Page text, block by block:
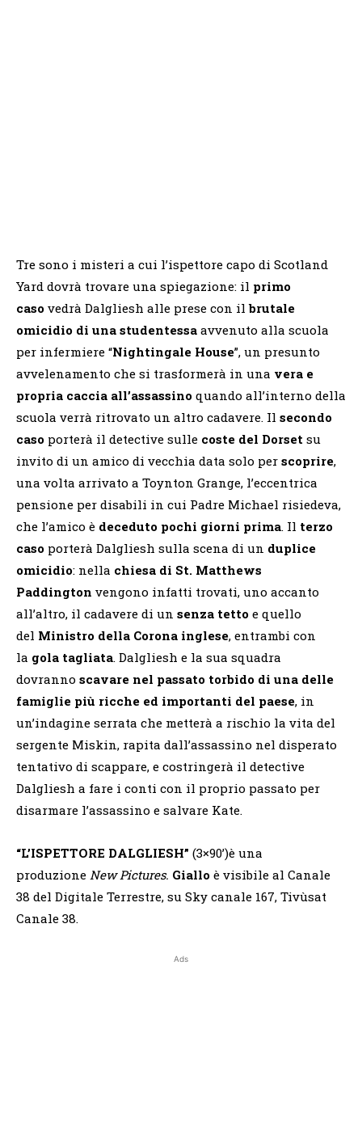
Tre sono i misteri a cui l’ispettore capo di Scotland
Yard dovrà trovare una spiegazione: il primo
caso vedrà Dalgliesh alle prese con ilbrutale
omicidio di una studentessa avvenuto alla scuola
per infermiere “Nightingale House”, un presunto
avvelenamento che si trasformerà in una vera e
propria caccia all’assassino quando all’interno della
scuola verrà ritrovato un altro cadavere. Il secondo
caso porterà il detective sulle coste del Dorset su
invito di un amico di vecchia data solo per scoprire,
una volta arrivato a Toynton Grange, l’eccentrica
pensione per disabili in cui Padre Michael risiedeva,
che l’amico è deceduto pochi giorni prima. Il terzo
caso porterà Dalgliesh sulla scena di un duplice
omicidio: nella chiesa di St. Matthews
Paddington vengono infatti trovati, uno accanto
all’altro, il cadavere di un senza tetto e quello
del Ministro della Corona inglese, entrambi con
la gola tagliata. Dalgliesh e la sua squadra
dovranno scavare nel passato torbido di una delle
famiglie più ricche ed importanti del paese, in
un’indagine serrata che metterà a rischio la vita del
sergente Miskin, rapita dall’assassino nel disperato
tentativo di scappare, e costringerà il detective
Dalgliesh a fare i conti con il proprio passato per
disarmare l’assassino e salvare Kate.
“L’ISPETTORE DALGLIESH” (3×90’)è una
produzione New Pictures. Giallo è visibile al Canale
38 del Digitale Terrestre, su Sky canale 167, Tivùsat
Canale 38.
Ads